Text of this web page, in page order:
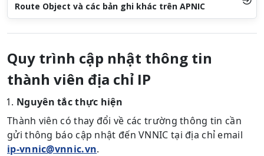
Route Object và các bản ghi khác trên APNIC
Quy trình cập nhật thông tin
thành viên địa chỉ IP
Nguyên tắc thực hiện
Thành viên có thay đổi về các trường thông tin cần
gửi thông báo cập nhật đến VNNIC tại địa chỉ email
ip-vnnic@vnnic.vn.